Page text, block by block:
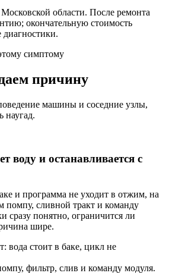
области. После ремонта
окончательную стоимость
диагностики.
симптому
причину
машины и соседние узлы,
наугад.
воду и останавливается с
и программа не уходит в отжим, на
помпу, сливной тракт и команду
сразу понятно, ограничится ли
шире.
вода стоит в баке, цикл не
фильтр, слив и команду модуля.